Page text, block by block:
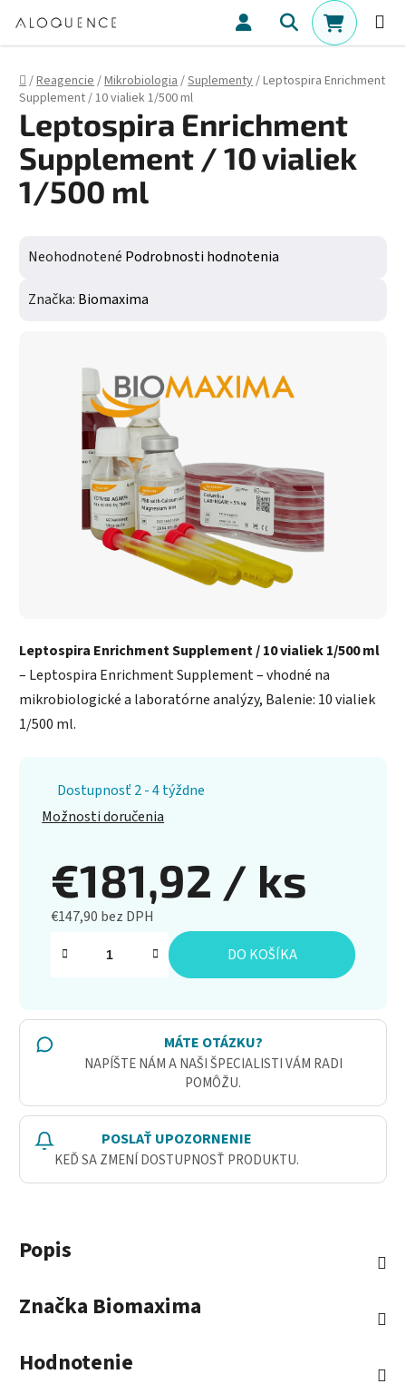
Hľadať
Domov
/Reagencie/Mikrobiologia/Suplementy/Leptospira Enrichment
Supplement / 10 vialiek 1/500 ml
Leptospira Enrichment Supplement / 10 vialiek 1/500 ml
– Leptospira Enrichment Supplement – vhodné na
mikrobiologické a laboratórne analýzy, Balenie: 10 vialiek
1/500 ml.
Dostupnosť 2 - 4 týždne
Možnosti doručenia
€181,92 / ks
€147,90 bez DPH
Jednotková cena:
DO KOŠÍKA
MÁTE OTÁZKU?
NAPÍŠTE NÁM A NAŠI ŠPECIALISTI VÁM RADI
POMÔŽU.
POSLAŤ UPOZORNENIE
KEĎ SA ZMENÍ DOSTUPNOSŤ PRODUKTU.
Leptospira Enrichment
Supplement / 10 vialiek
1/500 ml
Priemerné hodnotenie produktu je 0,0 z 5 hviezdičiek.
Neohodnotené Podrobnosti hodnotenia
Značka: Biomaxima
Popis
Značka Biomaxima
Hodnotenie